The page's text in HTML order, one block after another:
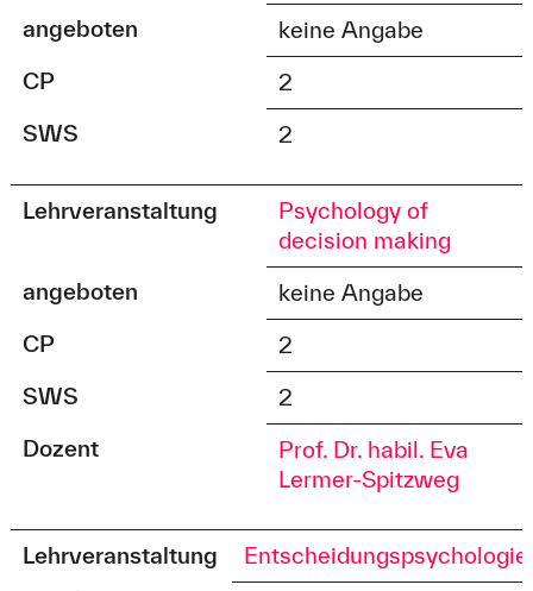
angeboten
keine Angabe
CP
2
SWS
2
Lehrveranstaltung
Psychology of
decision making
angeboten
keine Angabe
CP
2
SWS
2
Dozent
Prof. Dr. habil. Eva
Lermer-Spitzweg
Lehrveranstaltung
Entscheidungspsychologie